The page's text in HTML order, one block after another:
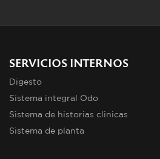
SERVICIOS INTERNOS
Digesto
Sistema integral Odo
Sistema de historias clinicas
Sistema de planta